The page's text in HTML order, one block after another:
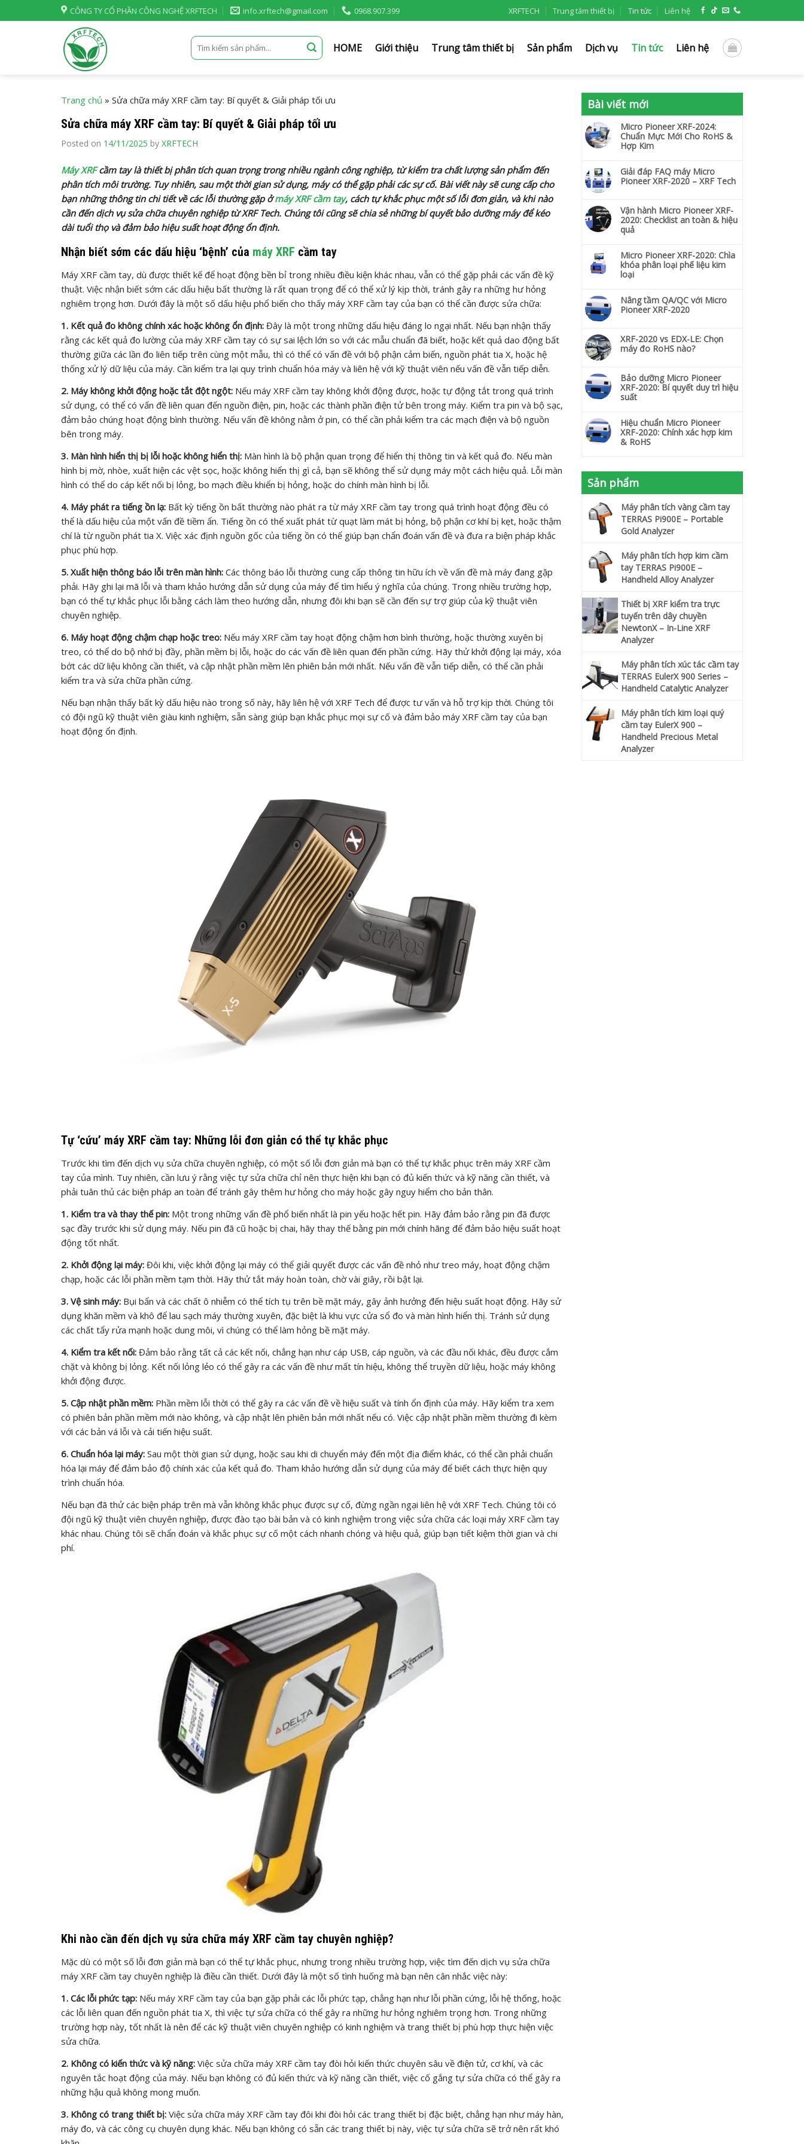
to
CÔNG TY CỔ PHẦN CÔNG NGHỆ XRFTECH info.xrftech@gmail.com 0968.907.399 XRFTECH Trung tâm thiết bị Tin tức Liên hệ
Tìm
kiếm:
HOME Giới thiệu Trung tâm thiết bị Sản phẩm Dịch vụ Tin tức Liên hệ
Trang chủ » Sửa chữa máy XRF cầm tay: Bí quyết & Giải pháp tối ưu
Sửa chữa máy XRF cầm tay: Bí quyết & Giải pháp tối ưu
Posted on 14/11/2025 by XRFTECH
Máy XRFcầm tay là thiết bị phân tích quan trọng trong nhiều ngành công nghiệp, từ kiểm tra chất lượng sản phẩm đến
phân tích môi trường. Tuy nhiên, sau một thời gian sử dụng, máy có thể gặp phải các sự cố. Bài viết này sẽ cung cấp cho
bạn những thông tin chi tiết về các lỗi thường gặp ởmáy XRF cầm tay, cách tự khắc phục một số lỗi đơn giản, và khi nào
cần đến dịch vụ sửa chữa chuyên nghiệp từ XRF Tech. Chúng tôi cũng sẽ chia sẻ những bí quyết bảo dưỡng máy để kéo
dài tuổi thọ và đảm bảo hiệu suất hoạt động ổn định.
Nhận biết sớm các dấu hiệu ‘bệnh’ của máy XRF cầm tay
Máy XRF cầm tay, dù được thiết kế để hoạt động bền bỉ trong nhiều điều kiện khác nhau, vẫn có thể gặp phải các vấn đề kỹ
thuật. Việc nhận biết sớm các dấu hiệu bất thường là rất quan trọng để có thể xử lý kịp thời, tránh gây ra những hư hỏng
nghiêm trọng hơn. Dưới đây là một số dấu hiệu phổ biến cho thấy máy XRF cầm tay của bạn có thể cần được sửa chữa:
1. Kết quả đo không chính xác hoặc không ổn định: Đây là một trong những dấu hiệu đáng lo ngại nhất. Nếu bạn nhận thấy
rằng các kết quả đo lường của máy XRF cầm tay có sự sai lệch lớn so với các mẫu chuẩn đã biết, hoặc kết quả dao động bất
thường giữa các lần đo liên tiếp trên cùng một mẫu, thì có thể có vấn đề với bộ phận cảm biến, nguồn phát tia X, hoặc hệ
thống xử lý dữ liệu của máy. Cần kiểm tra lại quy trình chuẩn hóa máy và liên hệ với kỹ thuật viên nếu vấn đề vẫn tiếp diễn.
2. Máy không khởi động hoặc tắt đột ngột: Nếu máy XRF cầm tay không khởi động được, hoặc tự động tắt trong quá trình
sử dụng, có thể có vấn đề liên quan đến nguồn điện, pin, hoặc các thành phần điện tử bên trong máy. Kiểm tra pin và bộ sạc,
đảm bảo chúng hoạt động bình thường. Nếu vấn đề không nằm ở pin, có thể cần phải kiểm tra các mạch điện và bộ nguồn
bên trong máy.
3. Màn hình hiển thị bị lỗi hoặc không hiển thị: Màn hình là bộ phận quan trọng để hiển thị thông tin và kết quả đo. Nếu màn
hình bị mờ, nhòe, xuất hiện các vệt sọc, hoặc không hiển thị gì cả, bạn sẽ không thể sử dụng máy một cách hiệu quả. Lỗi màn
hình có thể do cáp kết nối bị lỏng, bo mạch điều khiển bị hỏng, hoặc do chính màn hình bị lỗi.
4. Máy phát ra tiếng ồn lạ: Bất kỳ tiếng ồn bất thường nào phát ra từ máy XRF cầm tay trong quá trình hoạt động đều có
thể là dấu hiệu của một vấn đề tiềm ẩn. Tiếng ồn có thể xuất phát từ quạt làm mát bị hỏng, bộ phận cơ khí bị kẹt, hoặc thậm
chí là từ nguồn phát tia X. Việc xác định nguồn gốc của tiếng ồn có thể giúp bạn chẩn đoán vấn đề và đưa ra biện pháp khắc
phục phù hợp.
5. Xuất hiện thông báo lỗi trên màn hình: Các thông báo lỗi thường cung cấp thông tin hữu ích về vấn đề mà máy đang gặp
phải. Hãy ghi lại mã lỗi và tham khảo hướng dẫn sử dụng của máy để tìm hiểu ý nghĩa của chúng. Trong nhiều trường hợp,
bạn có thể tự khắc phục lỗi bằng cách làm theo hướng dẫn, nhưng đôi khi bạn sẽ cần đến sự trợ giúp của kỹ thuật viên
chuyên nghiệp.
6. Máy hoạt động chậm chạp hoặc treo: Nếu máy XRF cầm tay hoạt động chậm hơn bình thường, hoặc thường xuyên bị
treo, có thể do bộ nhớ bị đầy, phần mềm bị lỗi, hoặc do các vấn đề liên quan đến phần cứng. Hãy thử khởi động lại máy, xóa
bớt các dữ liệu không cần thiết, và cập nhật phần mềm lên phiên bản mới nhất. Nếu vấn đề vẫn tiếp diễn, có thể cần phải
kiểm tra và sửa chữa phần cứng.
Nếu bạn nhận thấy bất kỳ dấu hiệu nào trong số này, hãy liên hệ với XRF Tech để được tư vấn và hỗ trợ kịp thời. Chúng tôi
có đội ngũ kỹ thuật viên giàu kinh nghiệm, sẵn sàng giúp bạn khắc phục mọi sự cố và đảm bảo máy XRF cầm tay của bạn
hoạt động ổn định.
Tự ‘cứu’ máy XRF cầm tay: Những lỗi đơn giản có thể tự khắc phục
Trước khi tìm đến dịch vụ sửa chữa chuyên nghiệp, có một số lỗi đơn giản mà bạn có thể tự khắc phục trên máy XRF cầm
tay của mình. Tuy nhiên, cần lưu ý rằng việc tự sửa chữa chỉ nên thực hiện khi bạn có đủ kiến thức và kỹ năng cần thiết, và
phải tuân thủ các biện pháp an toàn để tránh gây thêm hư hỏng cho máy hoặc gây nguy hiểm cho bản thân.
1. Kiểm tra và thay thế pin: Một trong những vấn đề phổ biến nhất là pin yếu hoặc hết pin. Hãy đảm bảo rằng pin đã được
sạc đầy trước khi sử dụng máy. Nếu pin đã cũ hoặc bị chai, hãy thay thế bằng pin mới chính hãng để đảm bảo hiệu suất hoạt
động tốt nhất.
2. Khởi động lại máy: Đôi khi, việc khởi động lại máy có thể giải quyết được các vấn đề nhỏ như treo máy, hoạt động chậm
chạp, hoặc các lỗi phần mềm tạm thời. Hãy thử tắt máy hoàn toàn, chờ vài giây, rồi bật lại.
3. Vệ sinh máy: Bụi bẩn và các chất ô nhiễm có thể tích tụ trên bề mặt máy, gây ảnh hưởng đến hiệu suất hoạt động. Hãy sử
dụng khăn mềm và khô để lau sạch máy thường xuyên, đặc biệt là khu vực cửa sổ đo và màn hình hiển thị. Tránh sử dụng
các chất tẩy rửa mạnh hoặc dung môi, vì chúng có thể làm hỏng bề mặt máy.
4. Kiểm tra kết nối: Đảm bảo rằng tất cả các kết nối, chẳng hạn như cáp USB, cáp nguồn, và các đầu nối khác, đều được cắm
chặt và không bị lỏng. Kết nối lỏng lẻo có thể gây ra các vấn đề như mất tín hiệu, không thể truyền dữ liệu, hoặc máy không
khởi động được.
5. Cập nhật phần mềm: Phần mềm lỗi thời có thể gây ra các vấn đề về hiệu suất và tính ổn định của máy. Hãy kiểm tra xem
có phiên bản phần mềm mới nào không, và cập nhật lên phiên bản mới nhất nếu có. Việc cập nhật phần mềm thường đi kèm
với các bản vá lỗi và cải tiến hiệu suất.
6. Chuẩn hóa lại máy: Sau một thời gian sử dụng, hoặc sau khi di chuyển máy đến một địa điểm khác, có thể cần phải chuẩn
hóa lại máy để đảm bảo độ chính xác của kết quả đo. Tham khảo hướng dẫn sử dụng của máy để biết cách thực hiện quy
trình chuẩn hóa.
Nếu bạn đã thử các biện pháp trên mà vẫn không khắc phục được sự cố, đừng ngần ngại liên hệ với XRF Tech. Chúng tôi có
đội ngũ kỹ thuật viên chuyên nghiệp, được đào tạo bài bản và có kinh nghiệm trong việc sửa chữa các loại máy XRF cầm tay
khác nhau. Chúng tôi sẽ chẩn đoán và khắc phục sự cố một cách nhanh chóng và hiệu quả, giúp bạn tiết kiệm thời gian và chi
phí.
Khi nào cần đến dịch vụ sửa chữa máy XRF cầm tay chuyên nghiệp?
Mặc dù có một số lỗi đơn giản mà bạn có thể tự khắc phục, nhưng trong nhiều trường hợp, việc tìm đến dịch vụ sửa chữa
máy XRF cầm tay chuyên nghiệp là điều cần thiết. Dưới đây là một số tình huống mà bạn nên cân nhắc việc này:
1. Các lỗi phức tạp: Nếu máy XRF cầm tay của bạn gặp phải các lỗi phức tạp, chẳng hạn như lỗi phần cứng, lỗi hệ thống, hoặc
các lỗi liên quan đến nguồn phát tia X, thì việc tự sửa chữa có thể gây ra những hư hỏng nghiêm trọng hơn. Trong những
trường hợp này, tốt nhất là nên để các kỹ thuật viên chuyên nghiệp có kinh nghiệm và trang thiết bị phù hợp thực hiện việc
sửa chữa.
2. Không có kiến thức và kỹ năng: Việc sửa chữa máy XRF cầm tay đòi hỏi kiến thức chuyên sâu về điện tử, cơ khí, và các
nguyên tắc hoạt động của máy. Nếu bạn không có đủ kiến thức và kỹ năng cần thiết, việc cố gắng tự sửa chữa có thể gây ra
những hậu quả không mong muốn.
3. Không có trang thiết bị: Việc sửa chữa máy XRF cầm tay đôi khi đòi hỏi các trang thiết bị đặc biệt, chẳng hạn như máy hàn,
máy đo, và các công cụ chuyên dụng khác. Nếu bạn không có sẵn các trang thiết bị này, việc tự sửa chữa sẽ trở nên rất khó
Bài viết mới
Micro Pioneer XRF-2024:
Chuẩn Mực Mới Cho RoHS &
Hợp Kim
Giải đáp FAQ máy Micro
Pioneer XRF-2020 – XRF Tech
Vận hành Micro Pioneer XRF-
2020: Checklist an toàn & hiệu
quả
Micro Pioneer XRF-2020: Chìa
khóa phân loại phế liệu kim
loại
Nâng tầm QA/QC với Micro
Pioneer XRF-2020
XRF-2020 vs EDX-LE: Chọn
máy đo RoHS nào?
Bảo dưỡng Micro Pioneer
XRF-2020: Bí quyết duy trì hiệu
suất
Hiệu chuẩn Micro Pioneer
XRF-2020: Chính xác hợp kim
& RoHS
Sản phẩm
Máy phân tích vàng cầm tay
TERRAS Pi900E – Portable
Gold Analyzer
Máy phân tích hợp kim cầm
tay TERRAS Pi900E –
Handheld Alloy Analyzer
Thiết bị XRF kiểm tra trực
tuyến trên dây chuyền
NewtonX – In-Line XRF
Analyzer
Máy phân tích xúc tác cầm tay
TERRAS EulerX 900 Series –
Handheld Catalytic Analyzer
Máy phân tích kim loại quý
cầm tay EulerX 900 –
Handheld Precious Metal
Analyzer